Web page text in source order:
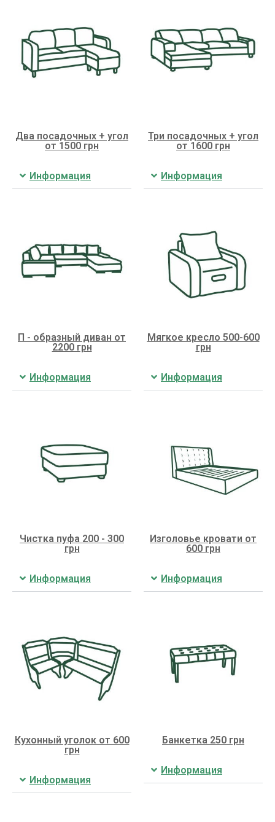
Два посадочных + угол
от 1500 грн
Информация
Три посадочных + угол
от 1600 грн
Информация
П - образный диван от
2200 грн
Информация
Мягкое кресло 500-600
грн
Информация
Чистка пуфа 200 - 300
грн
Информация
Изголовье кровати от
600 грн
Информация
Кухонный уголок от 600
грн
Информация
Банкетка 250 грн
Информация